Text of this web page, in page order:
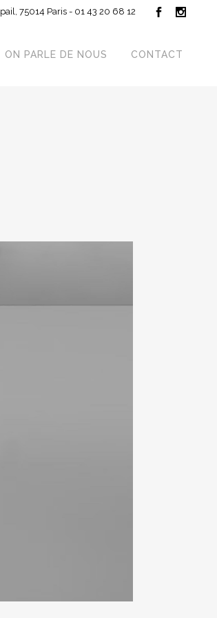
75014 Paris - 01 43 20 68 12
ON PARLE DE NOUS CONTACT